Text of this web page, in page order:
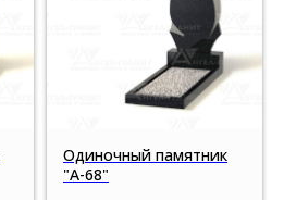
Одиночный памятник
"А-68"